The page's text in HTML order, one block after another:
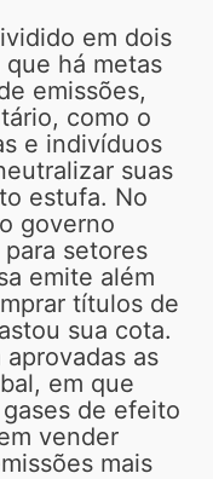
em dois
há metas
emissões,
como o
e indivíduos
suas
estufa. No
governo
setores
emite além
títulos de
sua cota.
as
em que
de efeito
vender
mais